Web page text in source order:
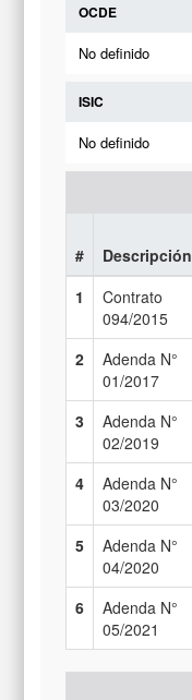
OCDE
No definido
ISIC
No definido
# Descripción
1
Contrato
094/2015
2
Adenda N°
01/2017
3
Adenda N°
02/2019
4
Adenda N°
03/2020
5
Adenda N°
04/2020
6
Adenda N°
05/2021